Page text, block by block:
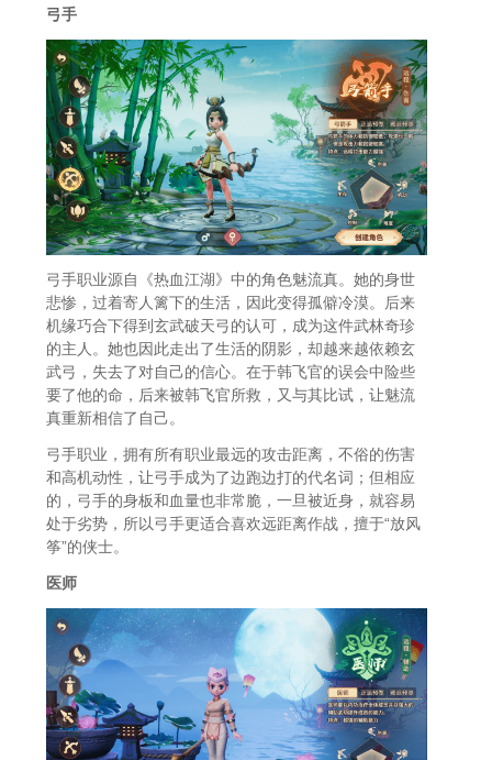
弓手
弓手职业源自《热血江湖》中的角色魅流真。她的身世
悲惨，过着寄人篱下的生活，因此变得孤僻冷漠。后来
机缘巧合下得到玄武破天弓的认可，成为这件武林奇珍
的主人。她也因此走出了生活的阴影，却越来越依赖玄
武弓，失去了对自己的信心。在于韩飞官的误会中险些
要了他的命，后来被韩飞官所救，又与其比试，让魅流
真重新相信了自己。
弓手职业，拥有所有职业最远的攻击距离，不俗的伤害
和高机动性，让弓手成为了边跑边打的代名词；但相应
的，弓手的身板和血量也非常脆，一旦被近身，就容易
处于劣势，所以弓手更适合喜欢远距离作战，擅于“放风
筝”的侠士。
医师